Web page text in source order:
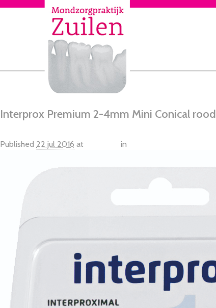
Interprox Premium 2-4mm Mini Conical rood
Published 22 jul 2016 at in